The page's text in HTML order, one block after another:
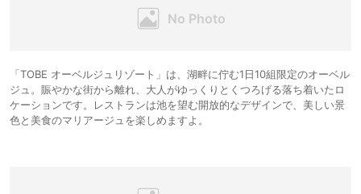
「TOBE オーベルジュリゾート」は、湖畔に佇む1日10組限定のオーベル
ジュ。賑やかな街から離れ、大人がゆっくりとくつろげる落ち着いたロ
ケーションです。レストランは池を望む開放的なデザインで、美しい景
色と美食のマリアージュを楽しめますよ。